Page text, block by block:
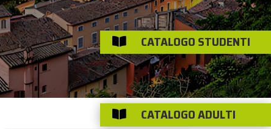
 CATALOGO STUDENTI
 CATALOGO ADULTI